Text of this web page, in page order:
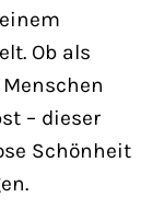
Ob als
– dieser
Schönheit